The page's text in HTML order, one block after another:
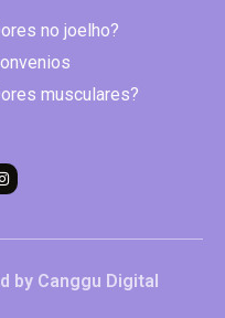
no joelho?
musculares?
by Canggu Digital